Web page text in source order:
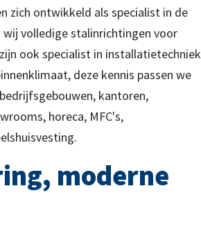
zich ontwikkeld als specialist in de
wij volledige stalinrichtingen voor
ook specialist in installatietechniek
deze kennis passen we
kantoren,
horeca, MFC's,
moderne